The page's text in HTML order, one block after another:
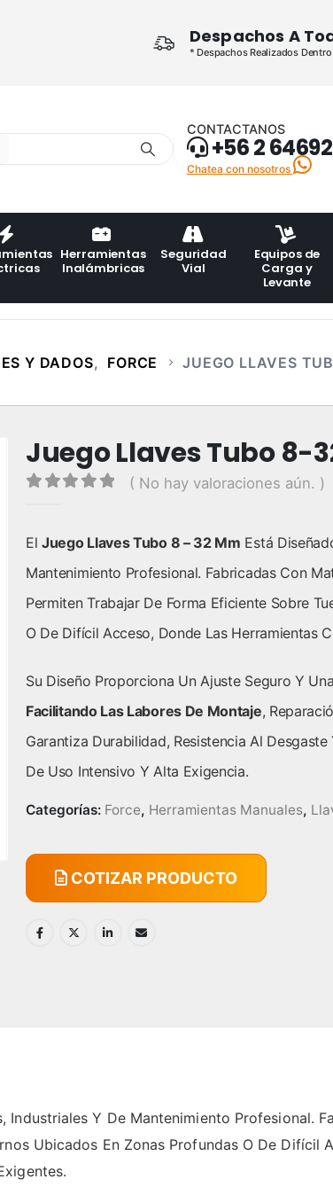
Despachos A
* Despachos Realizados
CONTACTANOS
+56 2
Chatea con nosotros
Herramientas
Inalámbricas
Seguridad
Vial
Equipos de
Carga y
Levante
Y DADOS, FORCE JUEGO LLAVES
Juego Llaves Tubo 8-
( No hay valoraciones aún. )
ElJuego Llaves Tubo 8 – 32 Mm Está
Mantenimiento Profesional. Fabricadas Con
Permiten Trabajar De Forma Eficiente Sobre
O De Difícil Acceso, Donde Las Herramientas
Su Diseño Proporciona Un Ajuste Seguro Y
Facilitando Las Labores De Montaje,
Garantiza Durabilidad, Resistencia Al
De Uso Intensivo Y Alta Exigencia.
Categorías: Force, Herramientas Manuales,
COTIZAR PRODUCTO
Y De Mantenimiento Profesional.
Ubicados En Zonas Profundas O De Difícil